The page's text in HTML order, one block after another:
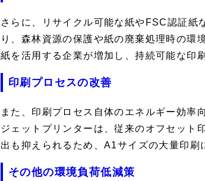
さらに、リサイクル可能な紙やFSC認証紙
り、森林資源の保護や紙の廃棄処理時の環
紙を活用する企業が増加し、持続可能な印
印刷プロセスの改善
また、印刷プロセス自体のエネルギー効率
ジェットプリンターは、従来のオフセット
出も抑えられるため、A1サイズの大量印刷
その他の環境負荷低減策